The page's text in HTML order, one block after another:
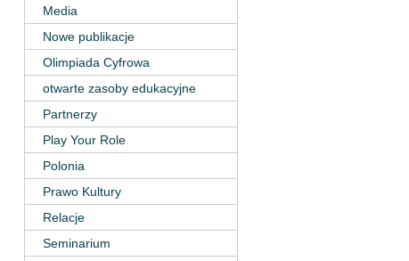
Media
Nowe publikacje
Olimpiada Cyfrowa
otwarte zasoby edukacyjne
Partnerzy
Play Your Role
Polonia
Prawo Kultury
Relacje
Seminarium